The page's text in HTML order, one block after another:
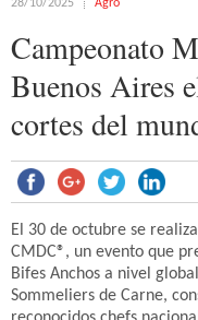
28/10/2025 Agro
Campeonato
Buenos Aires
cortes del
El 30 de octubre se
CMDC®, un evento que
Bifes Anchos a nivel
Sommeliers de Carne,